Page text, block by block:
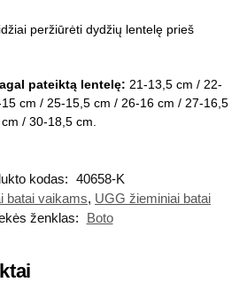
peržiūrėti dydžių lentelę prieš
pateiktą lentelę: 21-13,5 cm / 22-
cm / 25-15,5 cm / 26-16 cm / 27-16,5
/ 30-18,5 cm.
kodas: 40658-K
batai vaikams, UGG žieminiai batai
ženklas:
Boto